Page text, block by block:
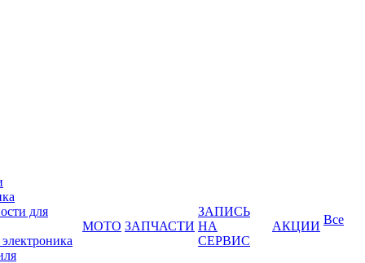
для
МОТО ЗАПЧАСТИ
ЗАПИСЬ
НА
СЕРВИС
АКЦИИ Все